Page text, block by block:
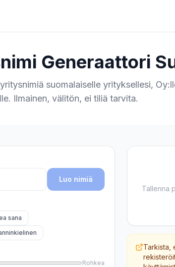
Generaattori
suomalaiselle yrityksellesi,
Ilmainen, välitön, ei tiliä tarvita.
Luo nimiä
sana
Rohkea
Tallenna
Tarkista,